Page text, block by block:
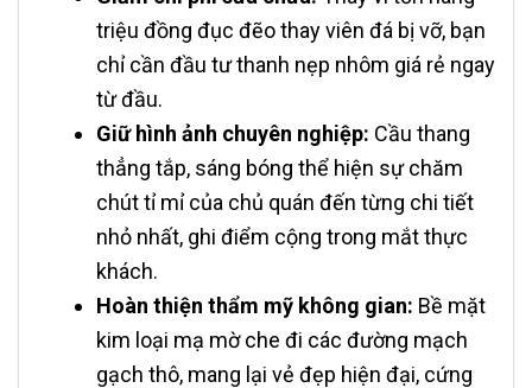
triệu đồng đục đẽo thay viên đá bị vỡ, bạn
chỉ cần đầu tư thanh nẹp nhôm giá rẻ ngay
từ đầu.
Giữ hình ảnh chuyên nghiệp: Cầu thang
thẳng tắp, sáng bóng thể hiện sự chăm
chút tỉ mỉ của chủ quán đến từng chi tiết
nhỏ nhất, ghi điểm cộng trong mắt thực
khách.
Hoàn thiện thẩm mỹ không gian: Bề mặt
kim loại mạ mờ che đi các đường mạch
gạch thô, mang lại vẻ đẹp hiện đại, cứng